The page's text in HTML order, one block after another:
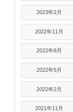
2023年2月
2022年11月
2022年8月
2022年5月
2022年2月
2021年11月